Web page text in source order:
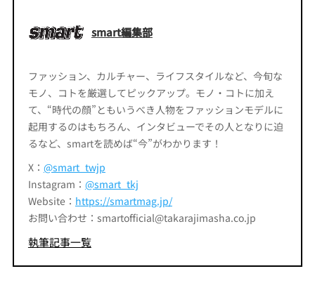
smart編集部
ファッション、カルチャー、ライフスタイルなど、今旬な
モノ、コトを厳選してピックアップ。モノ・コトに加え
て、“時代の顔”ともいうべき人物をファッションモデルに
起用するのはもちろん、インタビューでその人となりに迫
るなど、smartを読めば“今”がわかります！
X： @smart_twjp
Instagram： @smart_tkj
Website： https://smartmag.jp/
お問い合わせ：smartofficial@takarajimasha.co.jp
執筆記事一覧